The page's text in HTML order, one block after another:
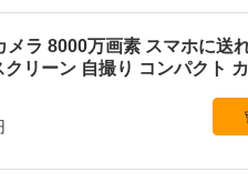
ラ 8000万画素 スマホに送
リーン 自撮り コンパクト